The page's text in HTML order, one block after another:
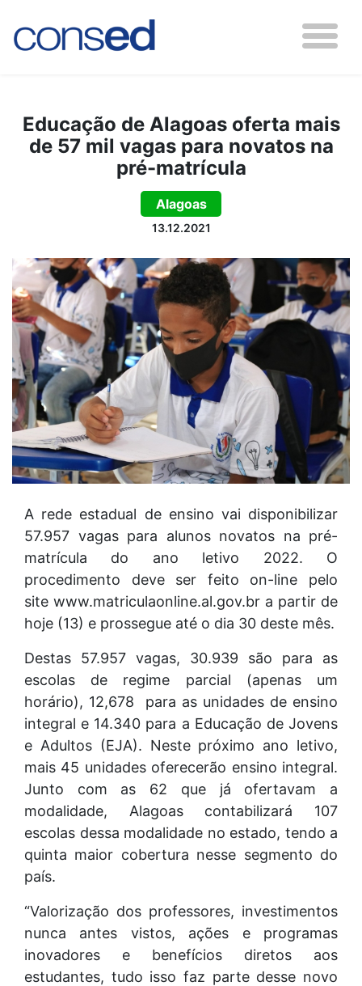
Educação de Alagoas oferta mais
de 57 mil vagas para novatos na
pré-matrícula
Alagoas
13.12.2021
A rede estadual de ensino vai disponibilizar
57.957 vagas para alunos novatos na pré-
matrícula do ano letivo 2022. O
procedimento deve ser feito on-line pelo
site www.matriculaonline.al.gov.br a partir de
hoje (13) e prossegue até o dia 30 deste mês.
Destas 57.957 vagas, 30.939 são para as
escolas de regime parcial (apenas um
horário), 12,678 para as unidades de ensino
integral e 14.340 para a Educação de Jovens
e Adultos (EJA). Neste próximo ano letivo,
mais 45 unidades oferecerão ensino integral.
Junto com as 62 que já ofertavam a
modalidade, Alagoas contabilizará 107
escolas dessa modalidade no estado, tendo a
quinta maior cobertura nesse segmento do
país.
“Valorização dos professores, investimentos
nunca antes vistos, ações e programas
inovadores e benefícios diretos aos
estudantes, tudo isso faz parte desse novo